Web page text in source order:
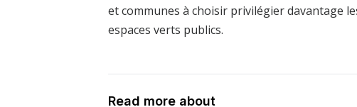
et communes à choisir privilégier davantage
espaces verts publics.
Read more about